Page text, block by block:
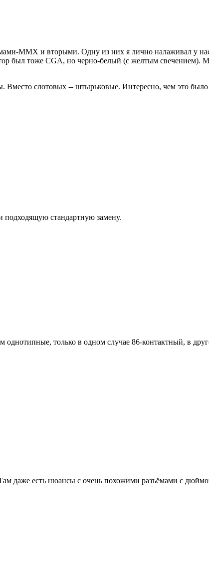
ММХ и вторыми. Одну из них я лично налаживал у нас
был тоже CGA, но черно-белый (с желтым свечением).
слотовых -- штырьковые. Интересно, чем это было
стандартную замену.
только в одном случае 86-контактный, в
даже есть нюансы с очень похожими разъёмами с